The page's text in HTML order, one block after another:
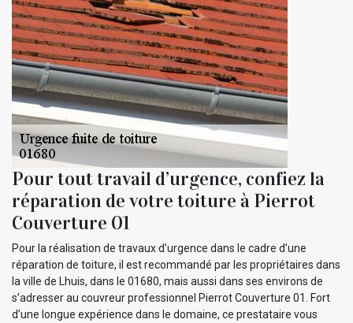
Pour tout travail d’urgence, confiez la
réparation de votre toiture à Pierrot
Couverture 01
Pour la réalisation de travaux d’urgence dans le cadre d’une
réparation de toiture, il est recommandé par les propriétaires dans
la ville de Lhuis, dans le 01680, mais aussi dans ses environs de
s’adresser au couvreur professionnel Pierrot Couverture 01. Fort
d’une longue expérience dans le domaine, ce prestataire vous